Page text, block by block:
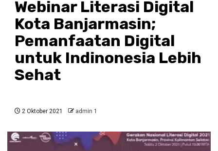
Webinar Literasi Digital
Kota Banjarmasin;
Pemanfaatan Digital
untuk Indinonesia Lebih
Sehat
2 Oktober 2021 admin 1